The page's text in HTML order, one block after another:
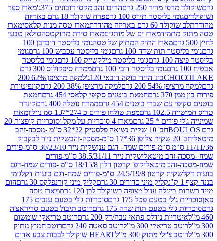
מריר 250 גרם
הריבו זהב מקסי דובונים 375ג'
מארז ספר
בליסטר תירס 100 גרם
פרח שוקולד 18 גרם באריזה
60 גרם באריזה מהודרת
מארז טסה מנות קלאסי מארז
מארז ים של מותגיםמארז סירת מתוקטסהסילאן טבעי
מארז התיק המתוק של טסה
גומי בליסטר דובדבן 100
תות שדה 100 גרם
גומי בליסטר עכביש 100 גרם
גומי
גרם
גומי בליסטר מילקשייק 100 גרם
גומי בליסטר
גומי בליסטר דובי 100 גרם
ממרח סיפקולוס 300 גרם
בונ' היידי בוקה דובאי 120ג'
למקה מרציפן 62% 200
200 גרם
למקה מרציפן 38% 200 גרם
קונפיטורת
גרם
חמאת בוטנים סקיפי קלאסי 454 גרם
חמאת
עם שברי בוטנים 454 גרם
ממרח נוטלה 400 גרם
קינדר
גרם
מפת שולחן פורים כ 274*137 סמ ניילון
מארז
* 25 גרם
מארז 4 סוכריות על מקל וסוכריות קופצות 20
חב' 10 שקית נשיאה פלסטיק 22*32 ס"מ -מסכה-זהב
שקית נייר לבקבוק
שקית נייר 30/23/10 ס"מ-פורים
זהב מיטאלי
שקית נייר 38.5/31/11 ס"מ-פורים
מיטאלי
קופ' קרטון חלון 18/15/8 ס"מ -פורים שמח-דגם
שקית קרטון 24.5/19/8 ס"מ-פורים שמח-דגם בועות דקל
גומי
קליק מיני כדורים 30 גרם
קליק מיני קורנפלקס 30 גרם
הום
עגול מצופה בשוקולד לבן 120 גרם
מארז טסה
בטעם פטל 175 גרם
סוכריות ג'לי בטעם ענבים 175
ג'לי בטעם תות שדה 175 גרם
רוטב תיבול בטעם סריראצ'ה
נודלס פתאי עבה/דק 200 גרם
רוטב טריאקי שומשום
טריאקי 300 מ"ל
רוטב סאטה 240 גרם
רוטב חמוץ מתוק
צ'ילי מתוק 300 מ"ל
HEART שוקולד לבבות צבע אדום